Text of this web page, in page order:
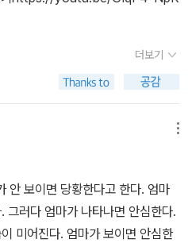
는 건 아니(p180)’지만, 나는 이
하나씩 꺼내어볼 수 있을 것만 같
실을 담고 있다면 무엇보다도 중요
더보기
안 보이면 당황한다고 한다. 엄마
그러다 엄마가 나타나면 안심한다.
미어진다. 엄마가 보이면 안심한